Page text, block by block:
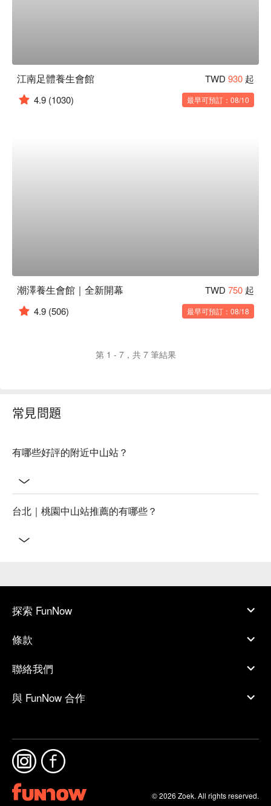
江南足體養生會館 TWD 930 起
4.9 (1030) 最早可預訂：08/10
潮澤養生會館｜全新開幕 TWD 750 起
4.9 (506) 最早可預訂：08/18
第 1 - 7，共 7 筆結果
常見問題
有哪些好評的附近中山站？
台北｜桃園中山站推薦的有哪些？
探索 FunNow
條款
聯絡我們
與 FunNow 合作
© 2026 Zoek. All rights reserved.